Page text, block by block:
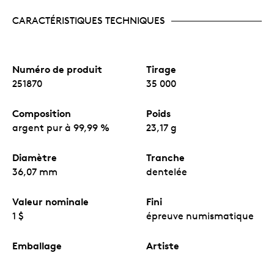
CARACTÉRISTIQUES TECHNIQUES
Numéro de produit
251870
Tirage
35 000
Composition
argent pur à 99,99 %
Poids
23,17 g
Diamètre
36,07 mm
Tranche
dentelée
Valeur nominale
1 $
Fini
épreuve numismatique
Emballage Artiste